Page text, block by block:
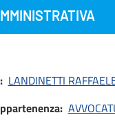
LANDINETTI